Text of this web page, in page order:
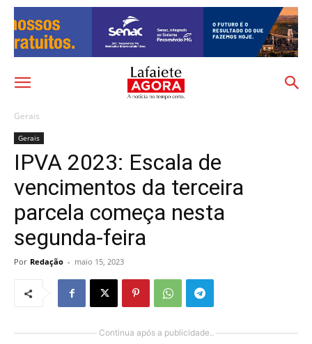
Gerais
Gerais
IPVA 2023: Escala de
vencimentos da terceira
parcela começa nesta
segunda-feira
Por Redação - maio 15, 2023
Continua após a publicidade..